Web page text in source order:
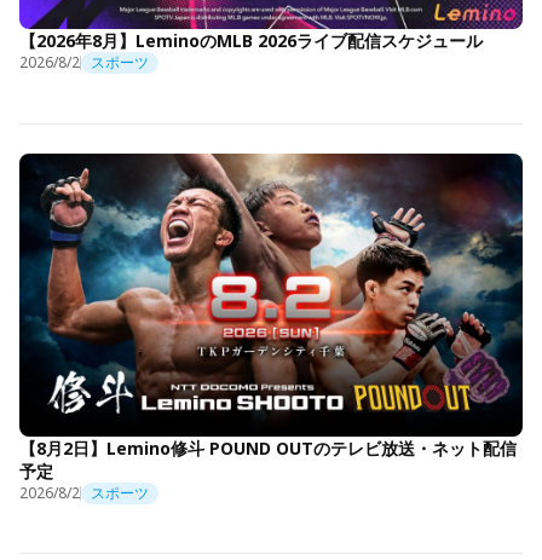
【2026年8月】LeminoのMLB 2026ライブ配信スケジュール
2026/8/2 スポーツ
【8月2日】Lemino修斗 POUND OUTのテレビ放送・ネット配信
予定
2026/8/2 スポーツ